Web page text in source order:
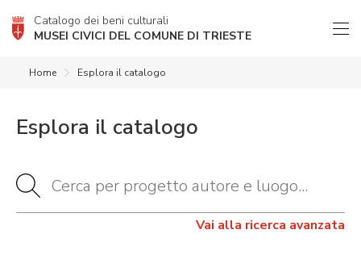
Catalogo dei beni culturali
MUSEI CIVICI DEL COMUNE DI TRIESTE
Home Esplora il catalogo
Esplora il catalogo
Vai alla ricerca avanzata